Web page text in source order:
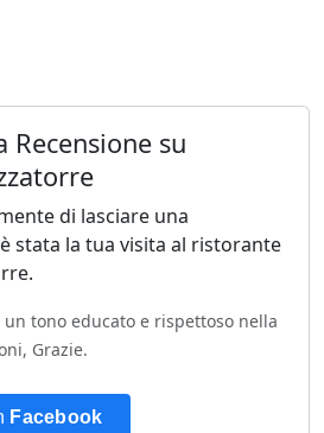
Recensione su
di lasciare una
stata la tua visita al ristorante
tono educato e rispettoso nella
Grazie.
Facebook